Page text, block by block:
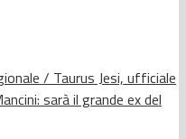
/ Taurus Jesi, ufficiale
sarà il grande ex del